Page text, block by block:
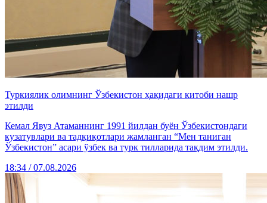
Туркиялик олимнинг Ўзбекистон ҳақидаги китоби нашр
этилди
Кемал Явуз Атаманнинг 1991 йилдан буён Ўзбекистондаги
кузатувлари ва тадқиқотлари жамланган “Мен таниган
Ўзбекистон” асари ўзбек ва турк тилларида тақдим этилди.
18:34 / 07.08.2026